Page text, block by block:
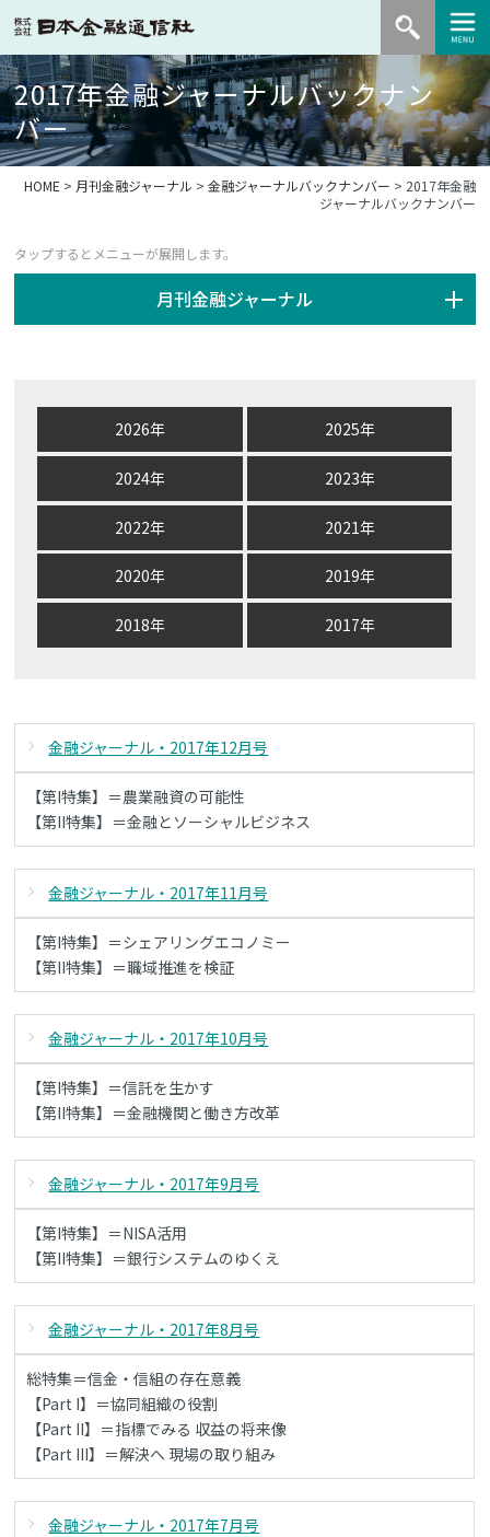
2017年金融ジャーナルバックナン
バー
HOME > 月刊金融ジャーナル > 金融ジャーナルバックナンバー > 2017年金融
ジャーナルバックナンバー
月刊金融ジャーナル
2026年 2025年
2024年 2023年
2022年 2021年
2020年 2019年
2018年 2017年
金融ジャーナル・2017年12月号
【第I特集】＝農業融資の可能性
【第II特集】＝金融とソーシャルビジネス
金融ジャーナル・2017年11月号
【第I特集】＝シェアリングエコノミー
【第II特集】＝職域推進を検証
金融ジャーナル・2017年10月号
【第I特集】＝信託を生かす
【第II特集】＝金融機関と働き方改革
金融ジャーナル・2017年9月号
【第I特集】＝NISA活用
【第II特集】＝銀行システムのゆくえ
金融ジャーナル・2017年8月号
総特集＝信金・信組の存在意義
【Part I】＝協同組織の役割
【Part II】＝指標でみる 収益の将来像
【Part III】＝解決へ 現場の取り組み
金融ジャーナル・2017年7月号